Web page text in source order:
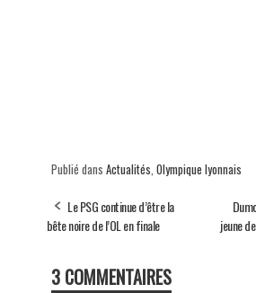
Publié dans Actualités Olympique lyonnais
Le PSG continue d’être la
bête noire de l’OL en finale
jeune
3 COMMENTAIRES